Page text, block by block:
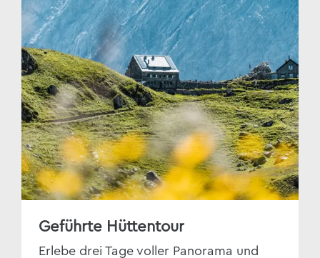
Geführte Hüttentour
Erlebe drei Tage voller Panorama und